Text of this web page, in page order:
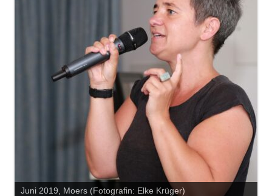
Juni 2019, Moers (Fotografin: Elke Krüger)
Juni 2019 in Moers (Foto: E. Krüger)